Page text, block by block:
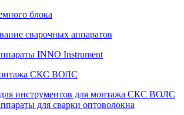
блока
сварочных аппаратов
INNO Instrument
СКС ВОЛС
инструментов для монтажа СКС ВОЛС
для сварки оптоволокна